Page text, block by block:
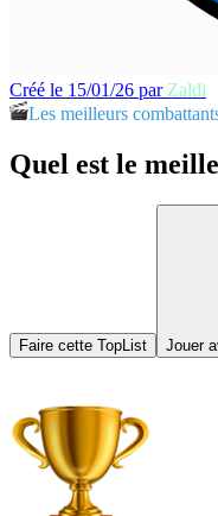
Créé le 15/01/26 par Zaldi
Les meilleurs
Quel est le
Faire cette TopList Jouer